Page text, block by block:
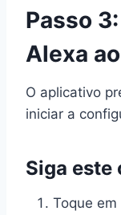
Passo
Alexa
O aplicativo
iniciar a
Siga este
Toque em